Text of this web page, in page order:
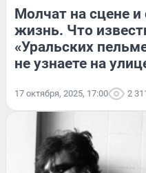
Молчат на сцене
жизнь. Что
«Уральских
не узнаете на
17 октября, 2025, 17:00 2